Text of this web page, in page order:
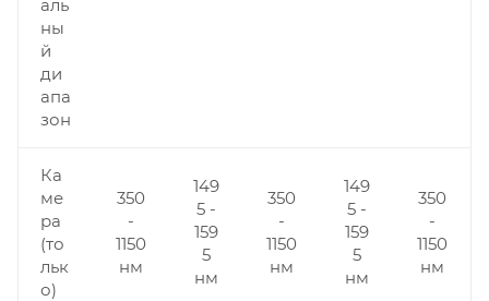
аль
ны
й
ди
апа
зон
Ка
ме
ра
(то
льк
о)
350
-
1150
нм
149
5 -
159
5
нм
350
-
1150
нм
149
5 -
159
5
нм
350
-
1150
нм